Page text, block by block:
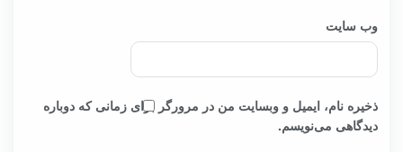
وب‌ سایت
ذخیره نام، ایمیل و وبسایت من در مرورگر برای زمانی که دوباره
دیدگاهی می‌نویسم.